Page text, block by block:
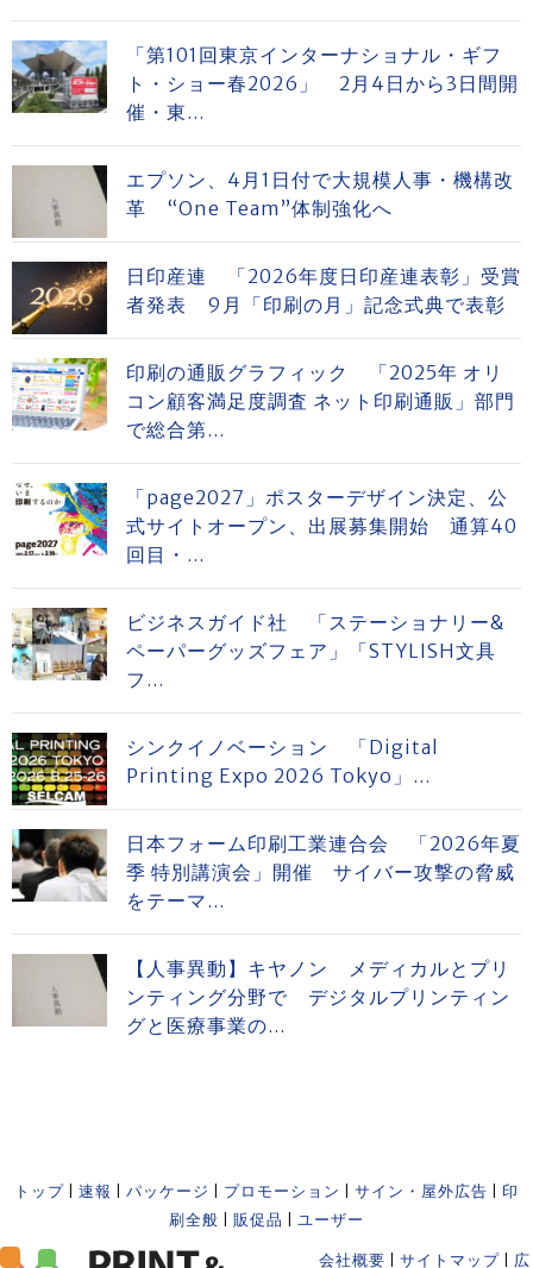
「第101回東京インターナショナル・ギフ
ト・ショー春2026」 2月4日から3日間開
催・東...
エプソン、4月1日付で大規模人事・機構改
革 “One Team”体制強化へ
日印産連 「2026年度日印産連表彰」受賞
者発表 9月「印刷の月」記念式典で表彰
印刷の通販グラフィック 「2025年 オリ
コン顧客満足度調査 ネット印刷通販」部門
で総合第...
「page2027」ポスターデザイン決定、公
式サイトオープン、出展募集開始 通算40
回目・...
ビジネスガイド社 「ステーショナリー&
ペーパーグッズフェア」「STYLISH文具
フ...
シンクイノベーション 「Digital
Printing Expo 2026 Tokyo」...
日本フォーム印刷工業連合会 「2026年夏
季 特別講演会」開催 サイバー攻撃の脅威
をテーマ...
【人事異動】キヤノン メディカルとプリ
ンティング分野で デジタルプリンティン
グと医療事業の...
トップ 速報 パッケージ プロモーション サイン・屋外広告
印
刷全般
販促品 ユーザー
会社概要 サイトマップ 広